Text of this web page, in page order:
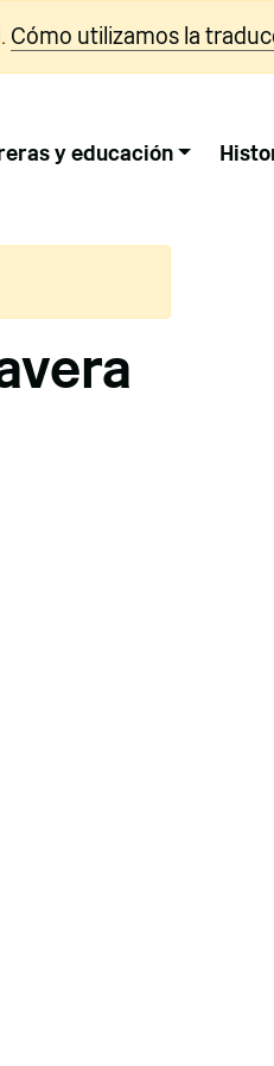
Cómo utilizamos la
y educación